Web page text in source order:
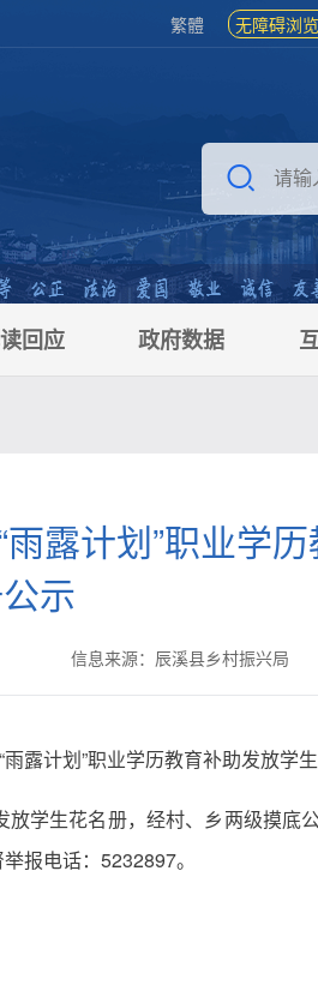
繁體 无障碍浏览
回应 政府数据
露计划”职业学
示
信息来源：辰溪县乡村振兴局
露计划”职业学历教育补助发放学
学生花名册，经村、乡两级摸底
报电话：5232897。